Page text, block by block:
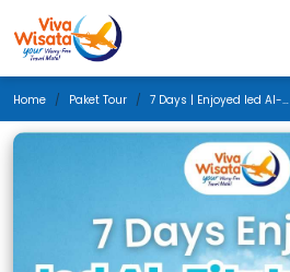
Home Paket Tour 7 Days | Enjoyed Ied Al-Fitr In Korea | Maret 2025 | Jakarta